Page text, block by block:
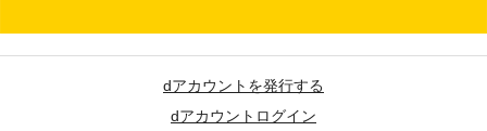
dアカウントを発行する
dアカウントログイン